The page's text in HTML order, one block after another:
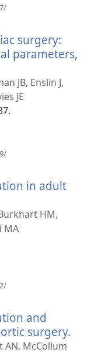
fenêtre)
surgery:
parameters,
JB, Enslin J,
JE
fenêtre)in adult
HM,
MA
fenêtre)and
surgery.
AN, McCollum